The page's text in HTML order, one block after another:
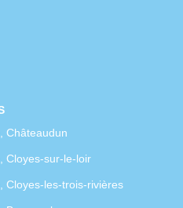
Châteaudun
Cloyes-sur-le-loir
Cloyes-les-trois-rivières